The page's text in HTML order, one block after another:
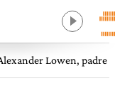
Lowen, padre